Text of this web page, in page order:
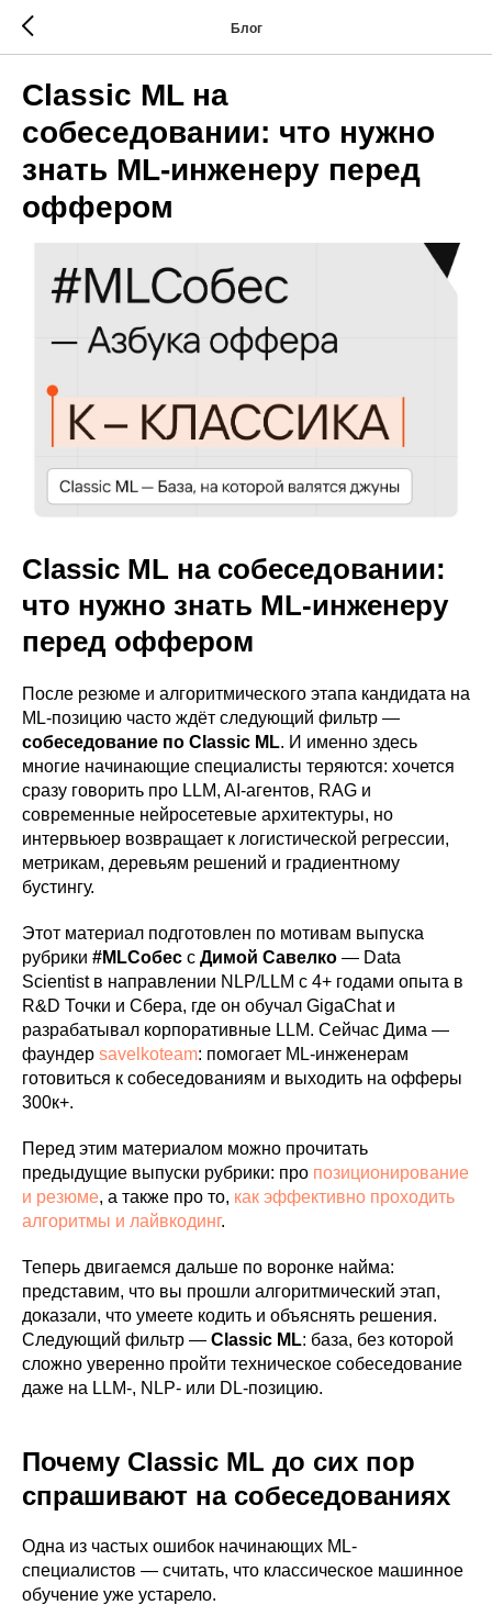
Блог
Classic ML на
собеседовании: что нужно
знать ML-инженеру перед
оффером
Classic ML на собеседовании:
что нужно знать ML-инженеру
перед оффером
После резюме и алгоритмического этапа кандидата на
ML-позицию часто ждёт следующий фильтр —
собеседование по Classic ML. И именно здесь
многие начинающие специалисты теряются: хочется
сразу говорить про LLM, AI-агентов, RAG и
современные нейросетевые архитектуры, но
интервьюер возвращает к логистической регрессии,
метрикам, деревьям решений и градиентному
бустингу.
Этот материал подготовлен по мотивам выпуска
рубрики #MLСобес с Димой Савелко — Data
Scientist в направлении NLP/LLM с 4+ годами опыта в
R&D Точки и Сбера, где он обучал GigaChat и
разрабатывал корпоративные LLM. Сейчас Дима —
фаундер savelkoteam: помогает ML-инженерам
готовиться к собеседованиям и выходить на офферы
300к+.
Перед этим материалом можно прочитать
предыдущие выпуски рубрики: про позиционирование
и резюме, а также про то, как эффективно проходить
алгоритмы и лайвкодинг.
Теперь двигаемся дальше по воронке найма:
представим, что вы прошли алгоритмический этап,
доказали, что умеете кодить и объяснять решения.
Следующий фильтр — Classic ML: база, без которой
сложно уверенно пройти техническое собеседование
даже на LLM-, NLP- или DL-позицию.
Почему Classic ML до сих пор
спрашивают на собеседованиях
Одна из частых ошибок начинающих ML-
специалистов — считать, что классическое машинное
обучение уже устарело.